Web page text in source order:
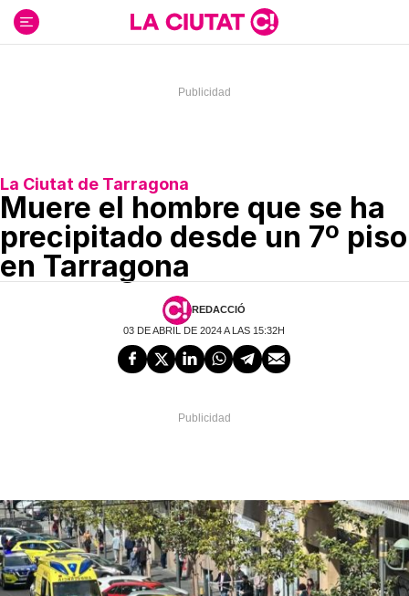
contenido
La Ciutat de Tarragona
Muere el hombre que se ha
precipitado desde un 7º piso
en Tarragona
REDACCIÓ
03 DE ABRIL DE 2024 A LAS 15:32H